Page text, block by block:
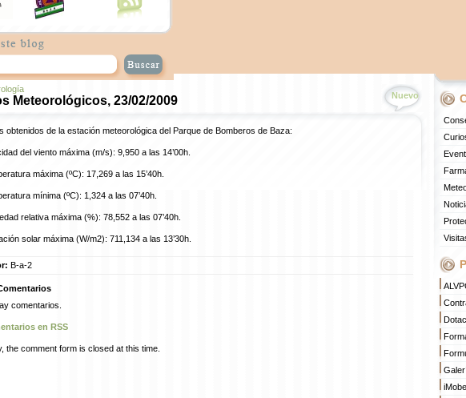
Meteorológicos, 23/02/2009 Nuevo
obtenidos de la estación meteorológica del Parque de Bomberos de Baza:
del viento máxima (m/s): 9,950 a las 14’00h.
máxima (ºC): 17,269 a las 15’40h.
mínima (ºC): 1,324 a las 07’40h.
relativa máxima (%): 78,552 a las 07’40h.
solar máxima (W/m2): 711,134 a las 13’30h.
B-a-2
comentarios.
en RSS
the comment form is closed at this time.
iMobe